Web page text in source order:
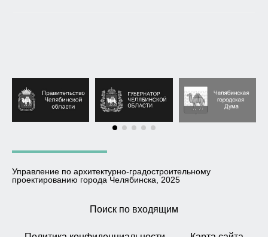
Управление по архитектурно-градостроительному
проектированию города Челябинска, 2025
Поиск по входящим